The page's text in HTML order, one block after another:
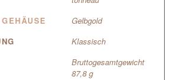
Gelbgold
Klassisch
Bruttogesamtgewicht
87,8 g